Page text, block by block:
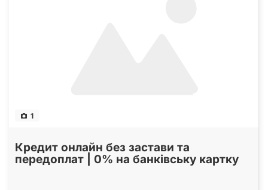
1
Кредит онлайн без застави та
передоплат | 0% на банківську картку